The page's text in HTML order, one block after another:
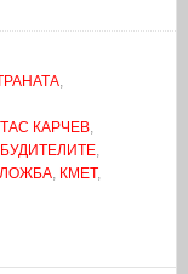
,
КАРЧЕВ,
,
, КМЕТ,